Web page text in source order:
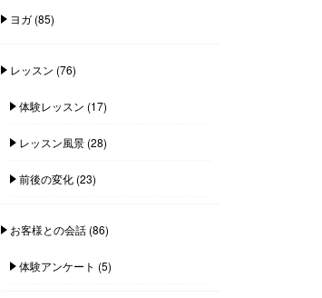
ヨガ(85)
レッスン (76)
体験レッスン (17)
レッスン風景(28)
前後の変化(23)
お客様との会話(86)
体験アンケート (5)